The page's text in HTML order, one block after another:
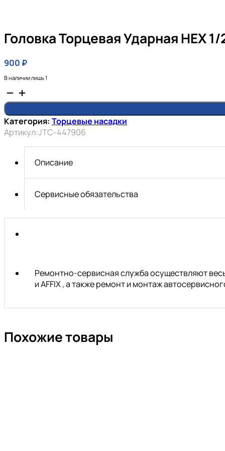
Головка Торцевая Ударная HEX
900 ₽
В наличии лишь 1
Количество
товара
Головка
торцевая
ударная
1/2"
длина
Категория: Торцевые насадки
Артикул:JTC-447906
Описание
Сервисные обязательства
Ремонтно-сервисная служба осуществляют
и AFFIX , а также ремонт и монтаж
Похожие товары